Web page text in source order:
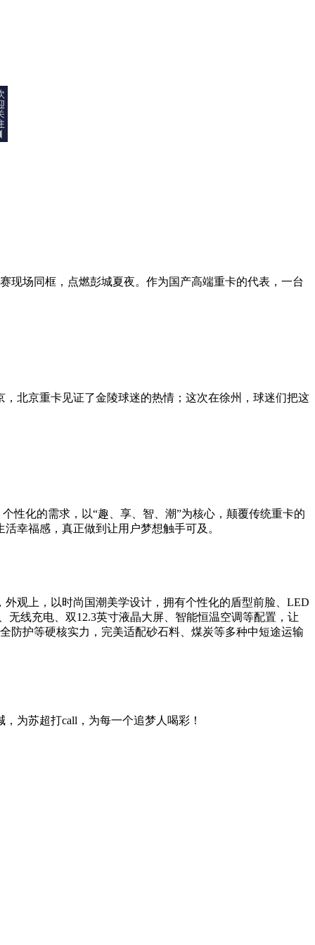
现场同框，点燃彭城夏夜。作为国产高端重卡的代表，一台
北京重卡见证了金陵球迷的热情；这次在徐州，球迷们把这
性化的需求，以“趣、享、智、潮”为核心，颠覆传统重卡的
幸福感，真正做到让用户梦想触手可及。
观上，以时尚国潮美学设计，拥有个性化的盾型前脸、LED
线充电、双12.3英寸液晶大屏、智能恒温空调等配置，让
防护等硬核实力，完美适配砂石料、煤炭等多种中短途运输
为苏超打call，为每一个追梦人喝彩！